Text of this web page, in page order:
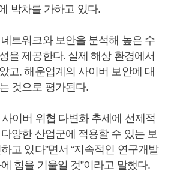
박차를 가하고 있다.
트워크와 보안을 분석해 높은 수
을 제공한다. 실제 해상 환경에서
고, 해운업계의 사이버 보안에 대
것으로 평가된다.
사이버 위협 다변화 추세에 선제적
양한 산업군에 적용할 수 있는 보
고 있다”면서 “지속적인 연구개발
힘을 기울일 것”이라고 말했다.